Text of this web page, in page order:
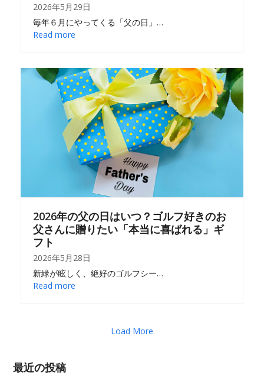
2026年5月29日
毎年６月にやってくる「父の日」…
Read more
2026年の父の日はいつ？ゴルフ好きのお
父さんに贈りたい「本当に喜ばれる」ギ
フト
2026年5月28日
新緑が眩しく、絶好のゴルフシー…
Read more
Load More
最近の投稿